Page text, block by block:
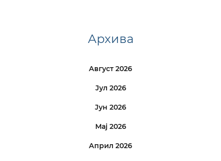
Архива
Август 2026
Јул 2026
Јун 2026
Мај 2026
Април 2026